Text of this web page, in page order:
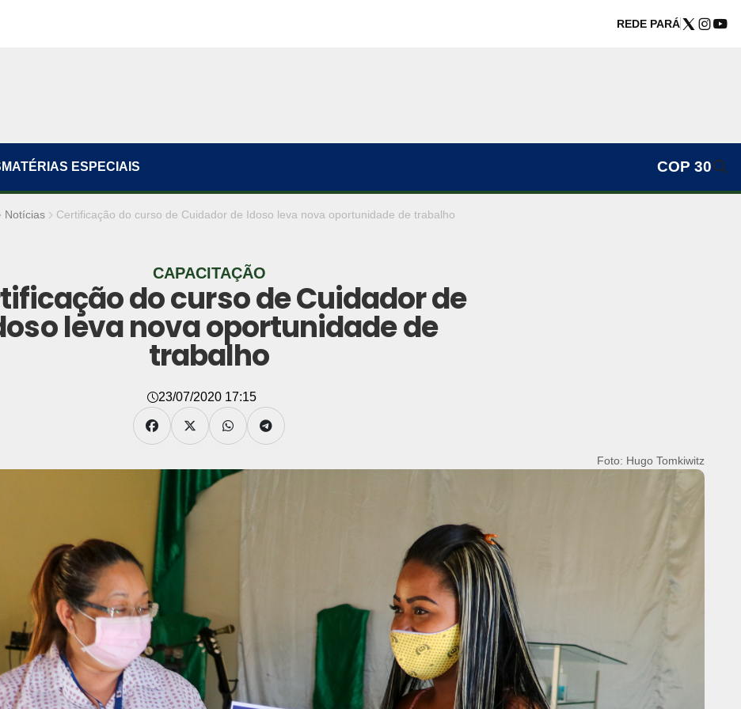
REDE PARÁ
MATÉRIAS ESPECIAIS COP 30
Notícias Certificação do curso de Cuidador de Idoso leva nova oportunidade de trabalho
CAPACITAÇÃO
do curso de Cuidador de
leva nova oportunidade de
trabalho
23/07/2020 17:15
Foto: Hugo Tomkiwitz